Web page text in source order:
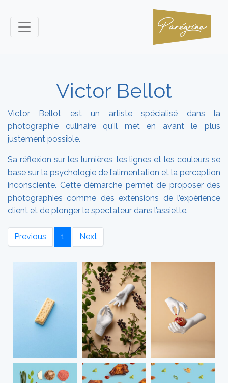
Victor Bellot
Victor Bellot est un artiste spécialisé dans la
photographie culinaire qu'il met en avant le plus
justement possible.
Sa réflexion sur les lumières, les lignes et les couleurs se
base sur la psychologie de l’alimentation et la perception
inconsciente. Cette démarche permet de proposer des
photographies comme des extensions de l’expérience
client et de plonger le spectateur dans l’assiette.
Previous 1 Next